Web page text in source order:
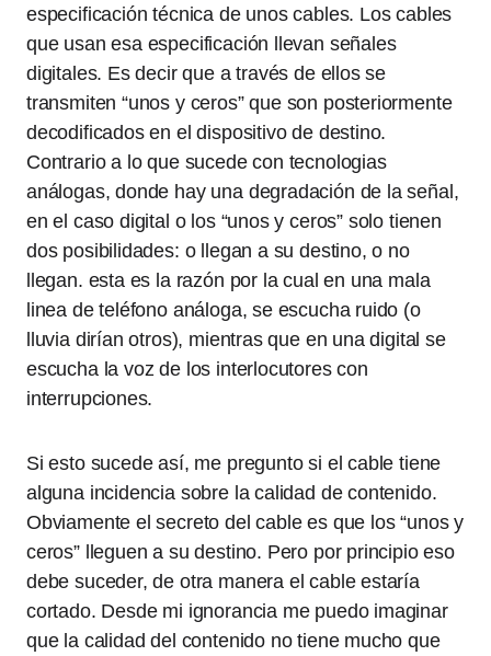
especificación técnica de unos cables. Los cables
que usan esa especificación llevan señales
digitales. Es decir que a través de ellos se
transmiten “unos y ceros” que son posteriormente
decodificados en el dispositivo de destino.
Contrario a lo que sucede con tecnologias
análogas, donde hay una degradación de la señal,
en el caso digital o los “unos y ceros” solo tienen
dos posibilidades: o llegan a su destino, o no
llegan. esta es la razón por la cual en una mala
linea de teléfono análoga, se escucha ruido (o
lluvia dirían otros), mientras que en una digital se
escucha la voz de los interlocutores con
interrupciones.
Si esto sucede así, me pregunto si el cable tiene
alguna incidencia sobre la calidad de contenido.
Obviamente el secreto del cable es que los “unos y
ceros” lleguen a su destino. Pero por principio eso
debe suceder, de otra manera el cable estaría
cortado. Desde mi ignorancia me puedo imaginar
que la calidad del contenido no tiene mucho que